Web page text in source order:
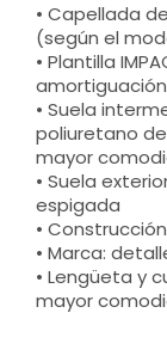
• Capellada
(según el
• Plantilla
amortiguación
• Suela
poliuretano
mayor
• Suela
espigada
•
• Marca:
• Lengüeta y
mayor